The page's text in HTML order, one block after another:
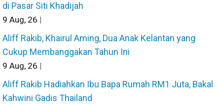
di Pasar Siti Khadijah
9 Aug, 26 |
Aliff Rakib, Khairul Aming, Dua Anak Kelantan yang
Cukup Membanggakan Tahun Ini
9 Aug, 26 |
Aliff Rakib Hadiahkan Ibu Bapa Rumah RM1 Juta, Bakal
Kahwini Gadis Thailand